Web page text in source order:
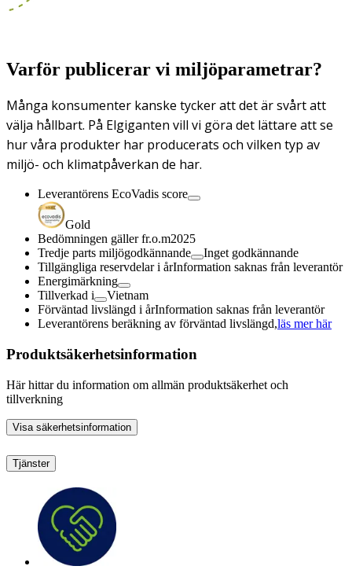
Varför publicerar vi miljöparametrar?
Många konsumenter kanske tycker att det är svårt att
välja hållbart. På Elgiganten vill vi göra det lättare att se
hur våra produkter har producerats och vilken typ av
miljö- och klimatpåverkan de har.
Leverantörens EcoVadis score
Gold
Bedömningen gäller fr.o.m2025
Tredje parts miljögodkännande
Inget godkännande
Tillgängliga reservdelar i årInformation saknas från leverantör
Energimärkning
Tillverkad i
Vietnam
Förväntad livslängd i årInformation saknas från leverantör
Leverantörens beräkning av förväntad livslängd,läs mer här
Produktsäkerhetsinformation
Här hittar du information om allmän produktsäkerhet och
tillverkning
Visa säkerhetsinformation
Tjänster